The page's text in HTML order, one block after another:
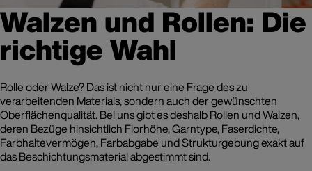
Walzen und Rollen: Die
richtige Wahl
Rolle oder Walze? Das ist nicht nur eine Frage des zu
verarbeitenden Materials, sondern auch der gewünschten
Oberflächenqualität. Bei uns gibt es deshalb Rollen und Walzen,
deren Bezüge hinsichtlich Florhöhe, Garntype, Faserdichte,
Farbhaltevermögen, Farbabgabe und Strukturgebung exakt auf
das Beschichtungsmaterial abgestimmt sind.